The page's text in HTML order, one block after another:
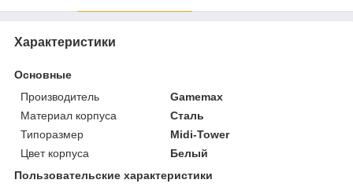
Характеристики
Основные
Производитель
Gamemax
Материал корпуса
Сталь
Типоразмер
Midi-Tower
Цвет корпуса
Белый
Пользовательские характеристики